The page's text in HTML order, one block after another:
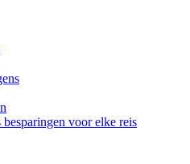
besparingen voor elke reis